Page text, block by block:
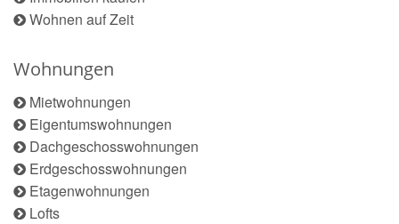
Wohnen auf Zeit
Wohnungen
Mietwohnungen
Eigentumswohnungen
Dachgeschosswohnungen
Erdgeschosswohnungen
Etagenwohnungen
Lofts